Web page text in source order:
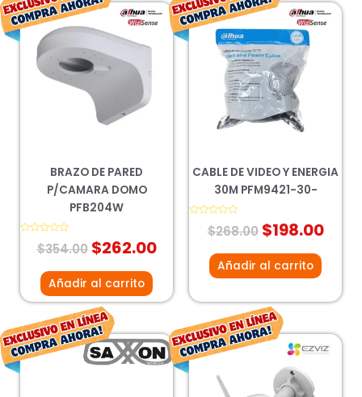
BRAZO DE PARED
P/CAMARA DOMO
PFB204W
Valorado
$354.00
El
precio
original
era:
$354.00.
$262.00
El
precio
$262.00.
Añadir al carrito
CABLE DE VIDEO Y ENERGIA
30M PFM9421-30-
Valorado
$268.00
El
precio
original
era:
$268.00.
$198.00
El
Añadir al carrito
El
precio
El
precio
El
precio
original
El